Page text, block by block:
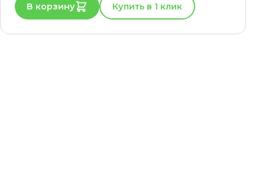
В корзину Купить в 1 клик